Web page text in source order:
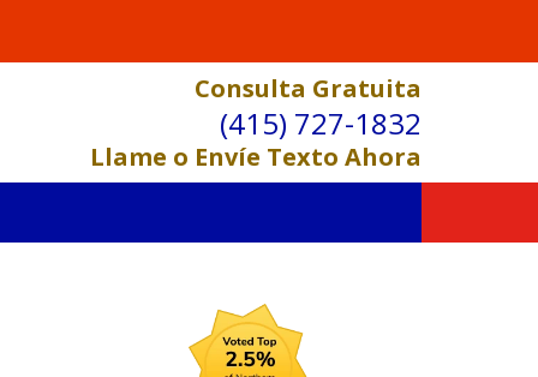
Consulta Gratuita
(415) 727-1832
Llame o Envíe Texto Ahora